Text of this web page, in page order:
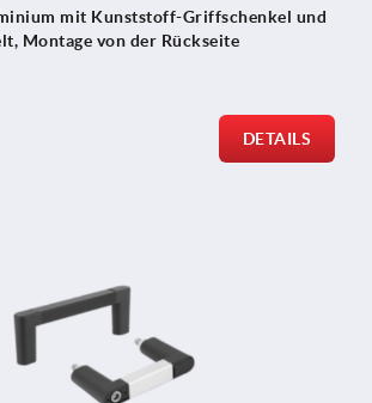
mit Kunststoff-Griffschenkel und
Montage von der Rückseite
DETAILS